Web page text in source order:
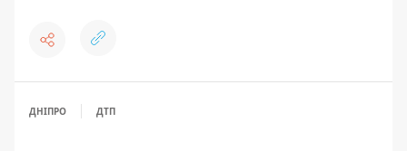
ДНІПРО ДТП